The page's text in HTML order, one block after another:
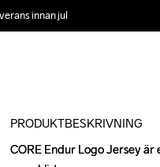
innan jul
PRODUKTBESKRIVNING
CORE Endur Logo Jersey
CORE Endur Logo Jersey